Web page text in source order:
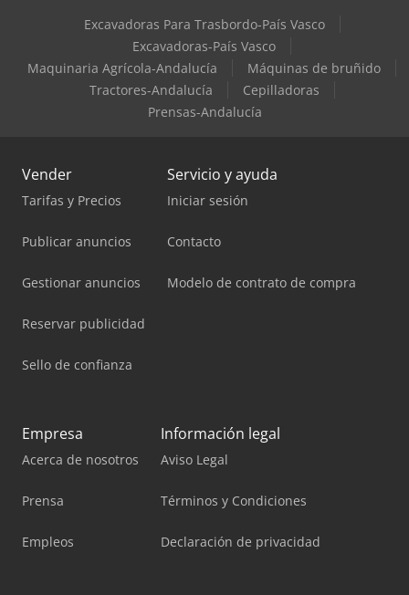
Excavadoras Para Trasbordo-País Vasco
Excavadoras-País Vasco
Maquinaria Agrícola-Andalucía
Máquinas de bruñido
Tractores-Andalucía
Cepilladoras
Prensas-Andalucía
Vender
Tarifas y Precios
Publicar anuncios
Gestionar anuncios
Reservar publicidad
Sello de confianza
Servicio y ayuda
Iniciar sesión
Contacto
Modelo de contrato de compra
Empresa
Acerca de nosotros
Prensa
Empleos
Información legal
Aviso Legal
Términos y Condiciones
Declaración de privacidad